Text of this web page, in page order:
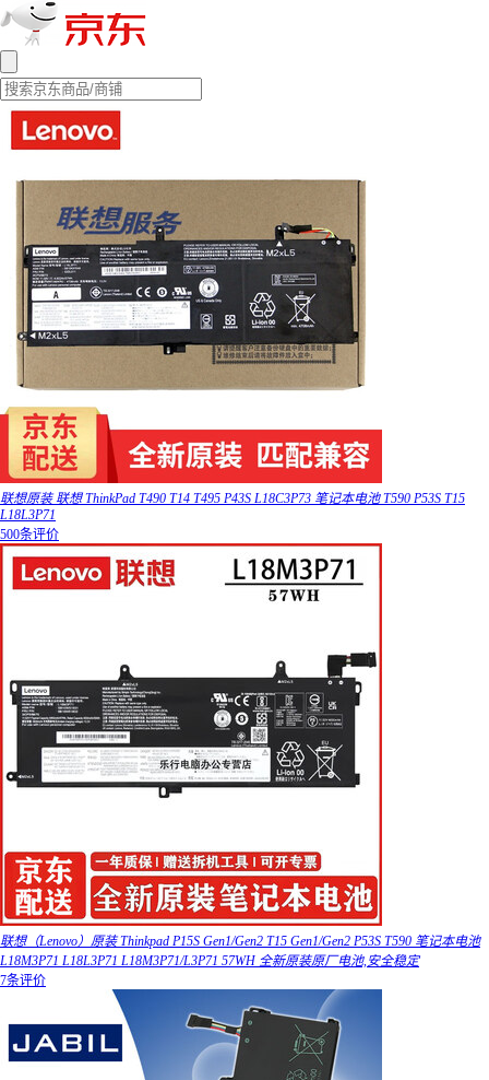
联想原装 联想 ThinkPad T490 T14 T495 P43S L18C3P73 笔记本电池 T590 P53S T15
L18L3P71
500条评价
联想（Lenovo）原装 Thinkpad P15S Gen1/Gen2 T15 Gen1/Gen2 P53S T590 笔记本电池
L18M3P71 L18L3P71 L18M3P71/L3P71 57WH 全新原装原厂电池,安全稳定
7条评价